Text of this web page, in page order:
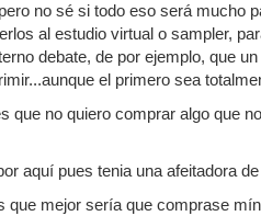
no sé si todo eso será mucho
al estudio virtual o sampler,
debate, de por ejemplo, que
el primero sea
que no quiero comprar algo que
aquí pues tenia una afeitadora
que mejor sería que comprase